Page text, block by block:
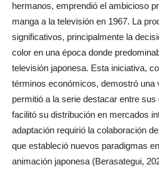
hermanos, emprendió el ambicioso
manga a la televisión en 1967. La
significativos, principalmente la
color en una época donde
televisión japonesa. Esta iniciativa,
términos económicos, demostró una
permitió a la serie destacar entre
facilitó su distribución en mercados
adaptación requirió la colaboración
que estableció nuevos paradigmas
animación japonesa (Berasategui,